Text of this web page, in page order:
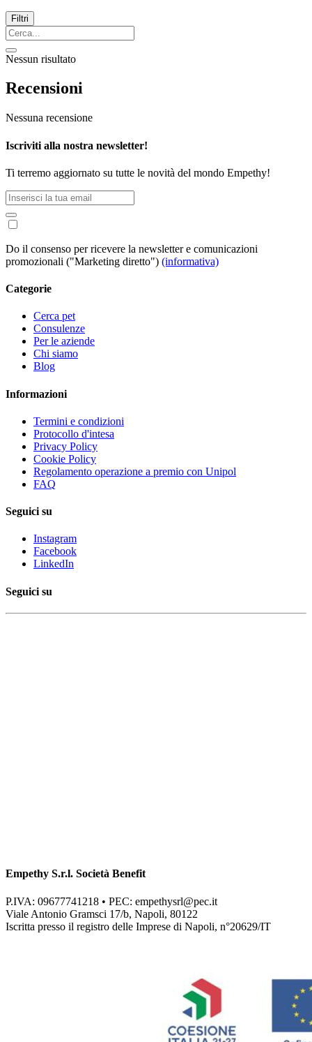
Filtri
Nessun risultato
Recensioni
Nessuna recensione
Iscriviti alla nostra newsletter!
Ti terremo aggiornato su tutte le novità del mondo Empethy!
Do il consenso per ricevere la newsletter e comunicazioni
promozionali ("Marketing diretto") (informativa)
Categorie
Cerca pet
Consulenze
Per le aziende
Chi siamo
Blog
Informazioni
Termini e condizioni
Protocollo d'intesa
Privacy Policy
Cookie Policy
Regolamento operazione a premio con Unipol
FAQ
Seguici su
Instagram
Facebook
LinkedIn
Seguici su
Empethy S.r.l. Società Benefit
P.IVA: 09677741218 • PEC: empethysrl@pec.it
Viale Antonio Gramsci 17/b, Napoli, 80122
Iscritta presso il registro delle Imprese di Napoli, n°20629/IT